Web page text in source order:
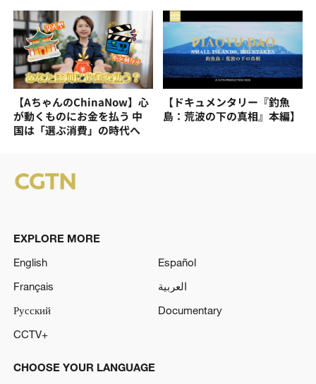
【AちゃんのChinaNow】心
が動くものにお金を払う 中
国は「選ぶ消費」の時代へ
【ドキュメンタリー『釣魚
島：荒波の下の真相』本編】
EXPLORE MORE
English
Español
Français
العربية
Русский
Documentary
CCTV+
CHOOSE YOUR LANGUAGE